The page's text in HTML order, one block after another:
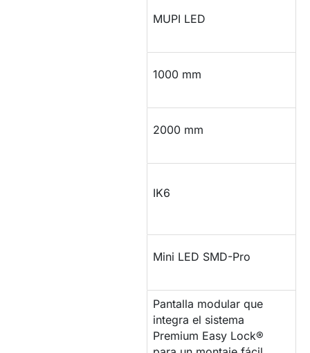
MUPI LED
1000 mm
2000 mm
IK6
Mini LED SMD-Pro
Pantalla modular que
integra el sistema
Premium Easy Lock®